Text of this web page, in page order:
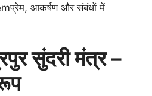
आकर्षण और संबंधों में
सुंदरी मंत्र –